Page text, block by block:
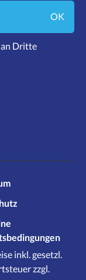
OK
Dritte
inkl. gesetzl.
zzgl.